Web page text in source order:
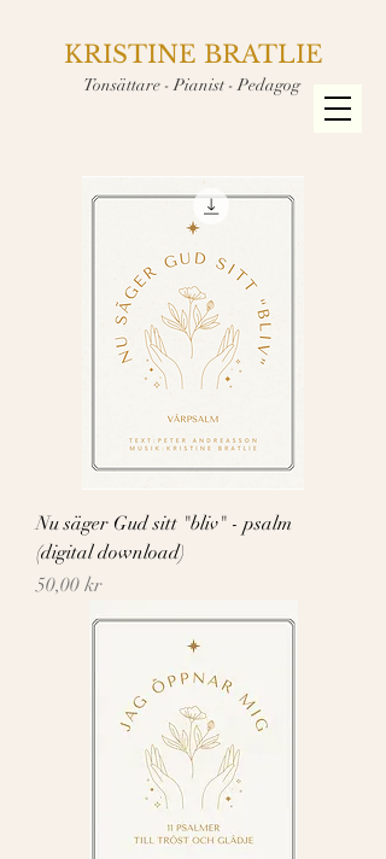
KRISTINE BRATLIE
Tonsättare - Pianist - Pedagog
Nu säger Gud sitt "bliv" - psalm
(digital download)
Pris
50,00 kr